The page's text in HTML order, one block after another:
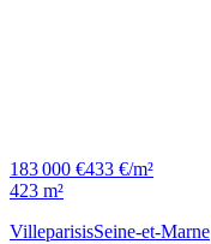
183 000 €433 €/m²
423 m²
VilleparisisSeine-et-Marne